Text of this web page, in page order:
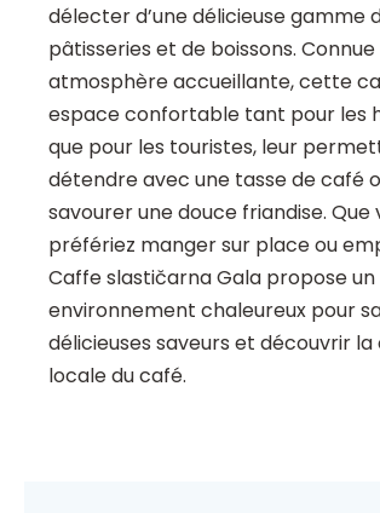
délecter d’une délicieuse gamme
pâtisseries et de boissons.
atmosphère accueillante, cette
espace confortable tant pour les
que pour les touristes, leur
détendre avec une tasse de café
savourer une douce friandise. Que
préfériez manger sur place ou
Caffe slastičarna Gala propose un
environnement chaleureux pour
délicieuses saveurs et découvrir
locale du café.